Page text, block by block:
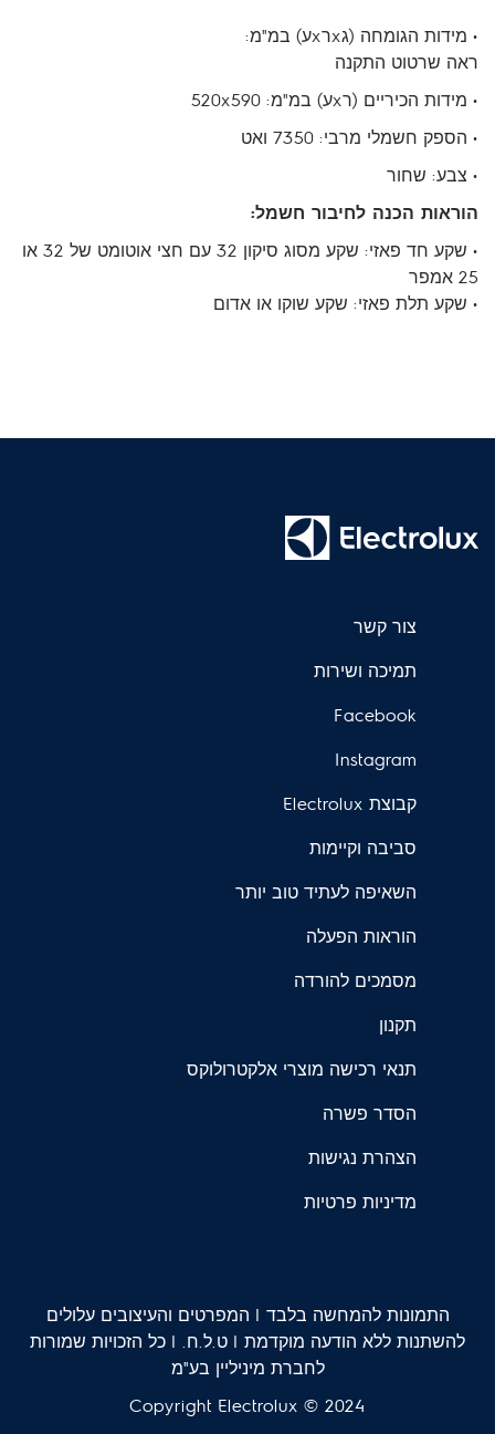
• מידות הגומחה (גxרxע) במ"מ:
ראה שרטוט התקנה
• מידות הכיריים (רxע) במ"מ: 520x590
• הספק חשמלי מרבי: 7350 ואט
• צבע: שחור
הוראות הכנה לחיבור חשמל:
• שקע חד פאזי: שקע מסוג סיקון 32 עם חצי אוטומט של 32 או
25 אמפר
• שקע תלת פאזי: שקע שוקו או אדום
צור קשר
תמיכה ושירות
Facebook
Instagram
קבוצת Electrolux
סביבה וקיימות
השאיפה לעתיד טוב יותר
הוראות הפעלה
מסמכים להורדה
תקנון
תנאי רכישה מוצרי אלקטרולוקס
הסדר פשרה
הצהרת נגישות
מדיניות פרטיות
התמונות להמחשה בלבד | המפרטים והעיצובים עלולים
להשתנות ללא הודעה מוקדמת | ט.ל.ח. | כל הזכויות שמורות
לחברת מיניליין בע"מ
Copyright Electrolux © 2024